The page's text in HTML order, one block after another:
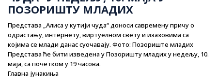
ПОЗОРИШТУ МЛАДИХ
Представа „Алиса у кутији чуда“ доноси савремену причу о
одрастању, интернету, виртуелном свету и изазовима са
којима се млади данас суочавају. Фото: Позориште младих
Представа ће бити изведена у Позоришту младих у недељу, 10.
маја, са почетком у 19 часова.
Главна јунакиња